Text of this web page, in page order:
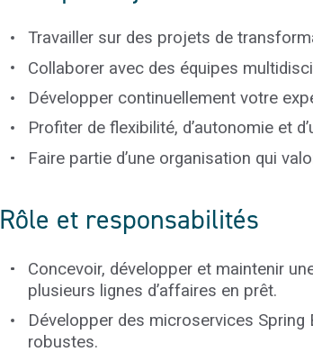
Travailler sur des projets de
Collaborer avec des équipes
Développer continuellement votre
Profiter de flexibilité, d’autonomie et
Faire partie d’une organisation qui
Rôle et responsabilités
Concevoir, développer et maintenir
plusieurs lignes d’affaires en prêt.
Développer des microservices Spring
robustes.